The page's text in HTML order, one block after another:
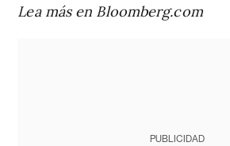
Lea más en Bloomberg.com
PUBLICIDAD